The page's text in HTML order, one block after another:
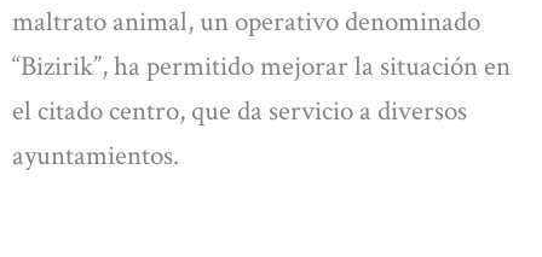
maltrato animal, un operativo denominado
“Bizirik”, ha permitido mejorar la situación en
el citado centro, que da servicio a diversos
ayuntamientos.